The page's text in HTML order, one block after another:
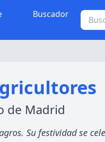
Buscador
de Madrid
Su festividad se